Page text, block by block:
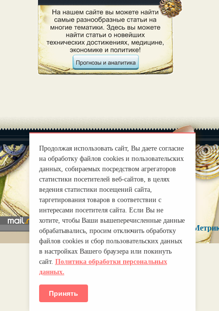
О нас |
Правила
mirprognoz@mail.ru
Продолжая использовать сайт, Вы даете согласие
на обработку файлов cookies и пользовательских
данных, собираемых посредством агрегаторов
статистики посетителей веб-сайтов, в целях
ведения статистики посещений сайта,
таргетирования товаров в соответствии с
интересами посетителя сайта. Если Вы не
хотите, чтобы Ваши вышеперечисленные данные
обрабатывались, просим отключить обработку
файлов cookies и сбор пользовательских данных
в настройках Вашего браузера или покинуть
сайт. Политика обработки персональных
данных.
Принять